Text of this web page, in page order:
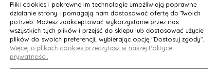
MOJE KONTO
O NAS
Deluxury.pl
Pliki cookies i pokrewne im technologie umożliwiają poprawne
działanie strony i pomagają nam dostosować ofertę do Twoich
potrzeb. Możesz zaakceptować wykorzystanie przez nas
wszystkich tych plików i przejść do sklepu lub dostosować użycie
plików do swoich preferencji, wybierając opcję "Dostosuj zgody".
Więcej o plikach cookies przeczytasz w naszej Polityce
prywatności.